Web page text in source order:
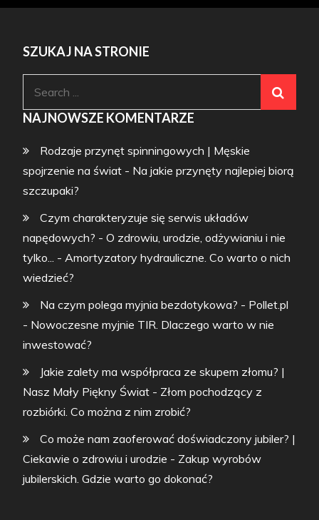
SZUKAJ NA STRONIE
NAJNOWSZE KOMENTARZE
Rodzaje przynęt spinningowych | Męskie
spojrzenie na świat - Na jakie przynęty najlepiej biorą
szczupaki?
Czym charakteryzuje się serwis układów
napędowych? - O zdrowiu, urodzie, odżywianiu i nie
tylko... -Amortyzatory hydrauliczne. Co warto o nich
wiedzieć?
Na czym polega myjnia bezdotykowa? - Pollet.pl
- Nowoczesne myjnie TIR. Dlaczego warto w nie
inwestować?
Jakie zalety ma współpraca ze skupem złomu? |
Nasz Mały Piękny Świat - Złom pochodzący z
rozbiórki. Co można z nim zrobić?
Co może nam zaoferować doświadczony jubiler? |
Ciekawie o zdrowiu i urodzie - Zakup wyrobów
jubilerskich. Gdzie warto go dokonać?